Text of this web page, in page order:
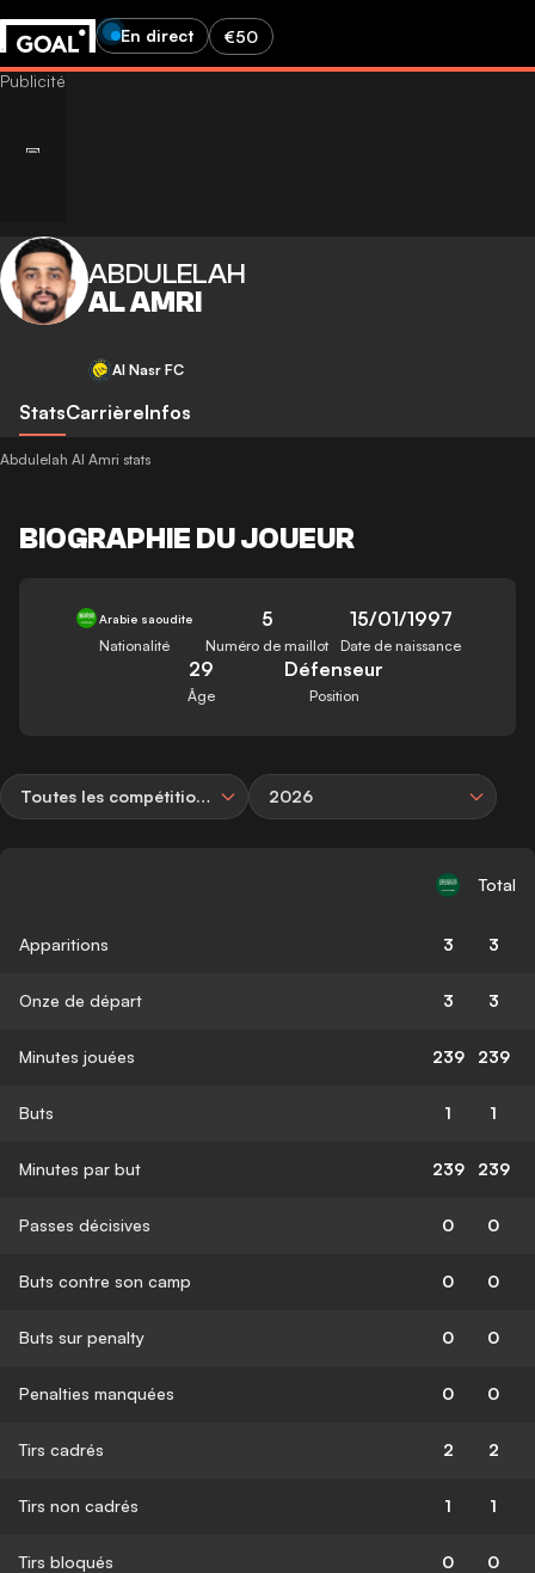
En direct €50
ABDULELAH
AL AMRI
Al Nasr FC
StatsCarrièreInfos
Abdulelah Al Amri stats
BIOGRAPHIE DU JOUEUR
Arabie saoudite
Nationalité
5
Numéro de maillot
15/01/1997
Date de naissance
29
Âge
Défenseur
Position
Toutes les compétitions 2026
Total
Apparitions 3 3
Onze de départ 3 3
Minutes jouées 239 239
Buts 1 1
Minutes par but 239 239
Passes décisives 0 0
Buts contre son camp 0 0
Buts sur penalty 0 0
Penalties manquées 0 0
Tirs cadrés 2 2
Tirs non cadrés 1 1
Tirs bloqués 0 0